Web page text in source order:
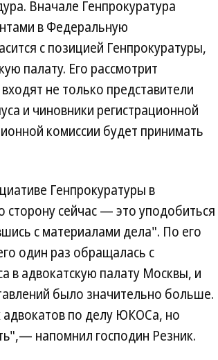
Вначале Генпрокуратура
в Федеральную
с позицией Генпрокуратуры,
палату. Его рассмотрит
не только представители
и чиновники регистрационной
комиссии будет принимать
Генпрокуратуры в
сейчас — это уподобиться
с материалами дела". По его
один раз обращалась с
в адвокатскую палату Москвы, и
было значительно больше.
адвокатов по делу ЮКОСа, но
напомнил господин Резник.